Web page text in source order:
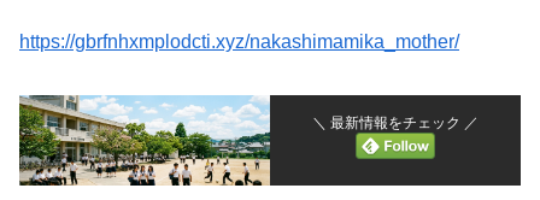
https://gbrfnhxmplodcti.xyz/nakashimamika_mother/
＼ 最新情報をチェック ／